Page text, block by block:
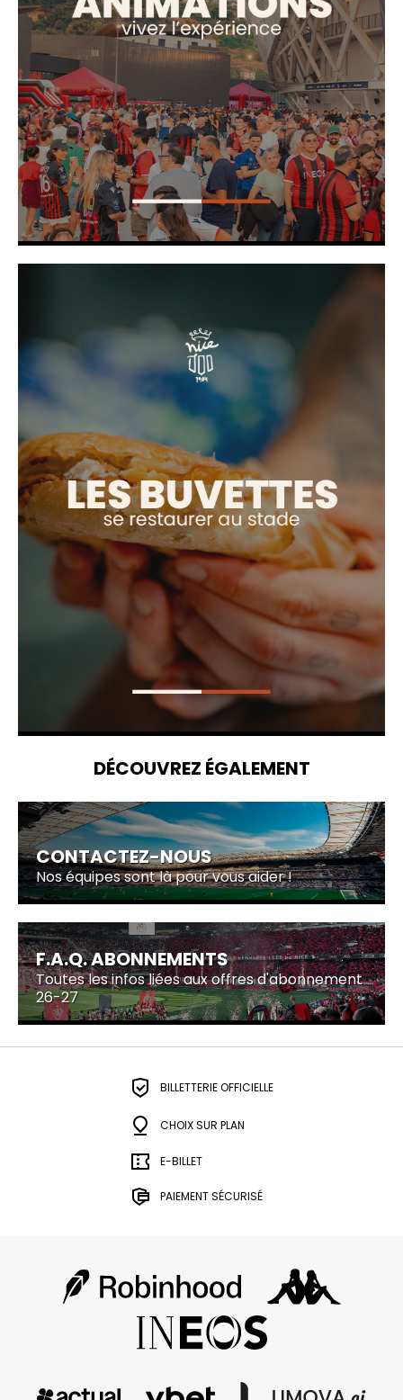
DÉCOUVREZ ÉGALEMENT
CONTACTEZ-NOUS
Nos équipes sont là pour vous aider !
F.A.Q. ABONNEMENTS
Toutes les infos liées aux offres d'abonnement
26-27
BILLETTERIE OFFICIELLE
CHOIX SUR PLAN
E-BILLET
PAIEMENT SÉCURISÉ